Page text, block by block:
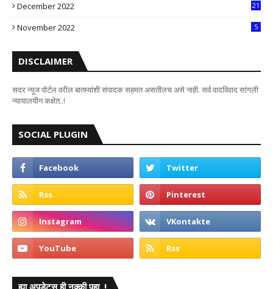
December 2022
21
November 2022 5
DISCLAIMER
सदर न्यूज पोर्टल वरील बातम्यांशी संपादक सहमत असतीलच असे नाही. सर्व वादविवाद सांगली
न्यायालयीन कक्षेत..!
SOCIAL PLUGIN
ह्या अपडेट्स ही नक्की पहा..!